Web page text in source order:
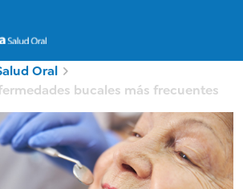
Oral
bucales más frecuentes